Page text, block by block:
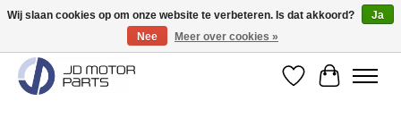
Originele onderdelen direct uit voorraad leverbaar!
Verlanglijst
Wij slaan cookies op om onze website te verbeteren. Is dat akkoord?
Ja
Nee
Meer over cookies »